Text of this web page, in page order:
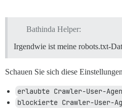
Bathinda Helper:
Irgendwie ist meine robots.txt-
Schauen Sie sich diese
erlaubte Crawler-User-
blockierte Crawler-User-